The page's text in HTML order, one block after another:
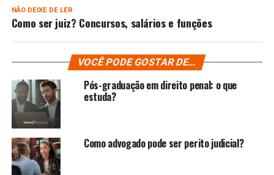
NÃO DEIXE DE LER
Como ser juiz? Concursos, salários e funções
VOCÊ PODE GOSTAR DE...
Pós-graduação em direito penal: o que
estuda?
Como advogado pode ser perito judicial​?